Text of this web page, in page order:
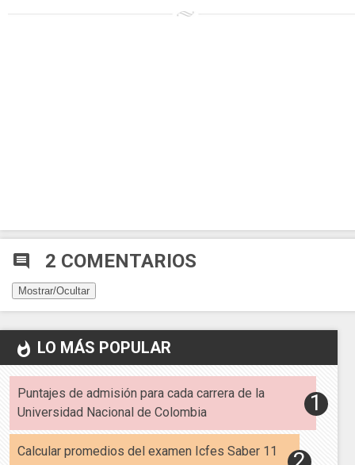
comment 2 COMENTARIOS
Mostrar/Ocultar
whatshot LO MÁS POPULAR
Puntajes de admisión para cada carrera de la
Universidad Nacional de Colombia
Calcular promedios del examen Icfes Saber 11